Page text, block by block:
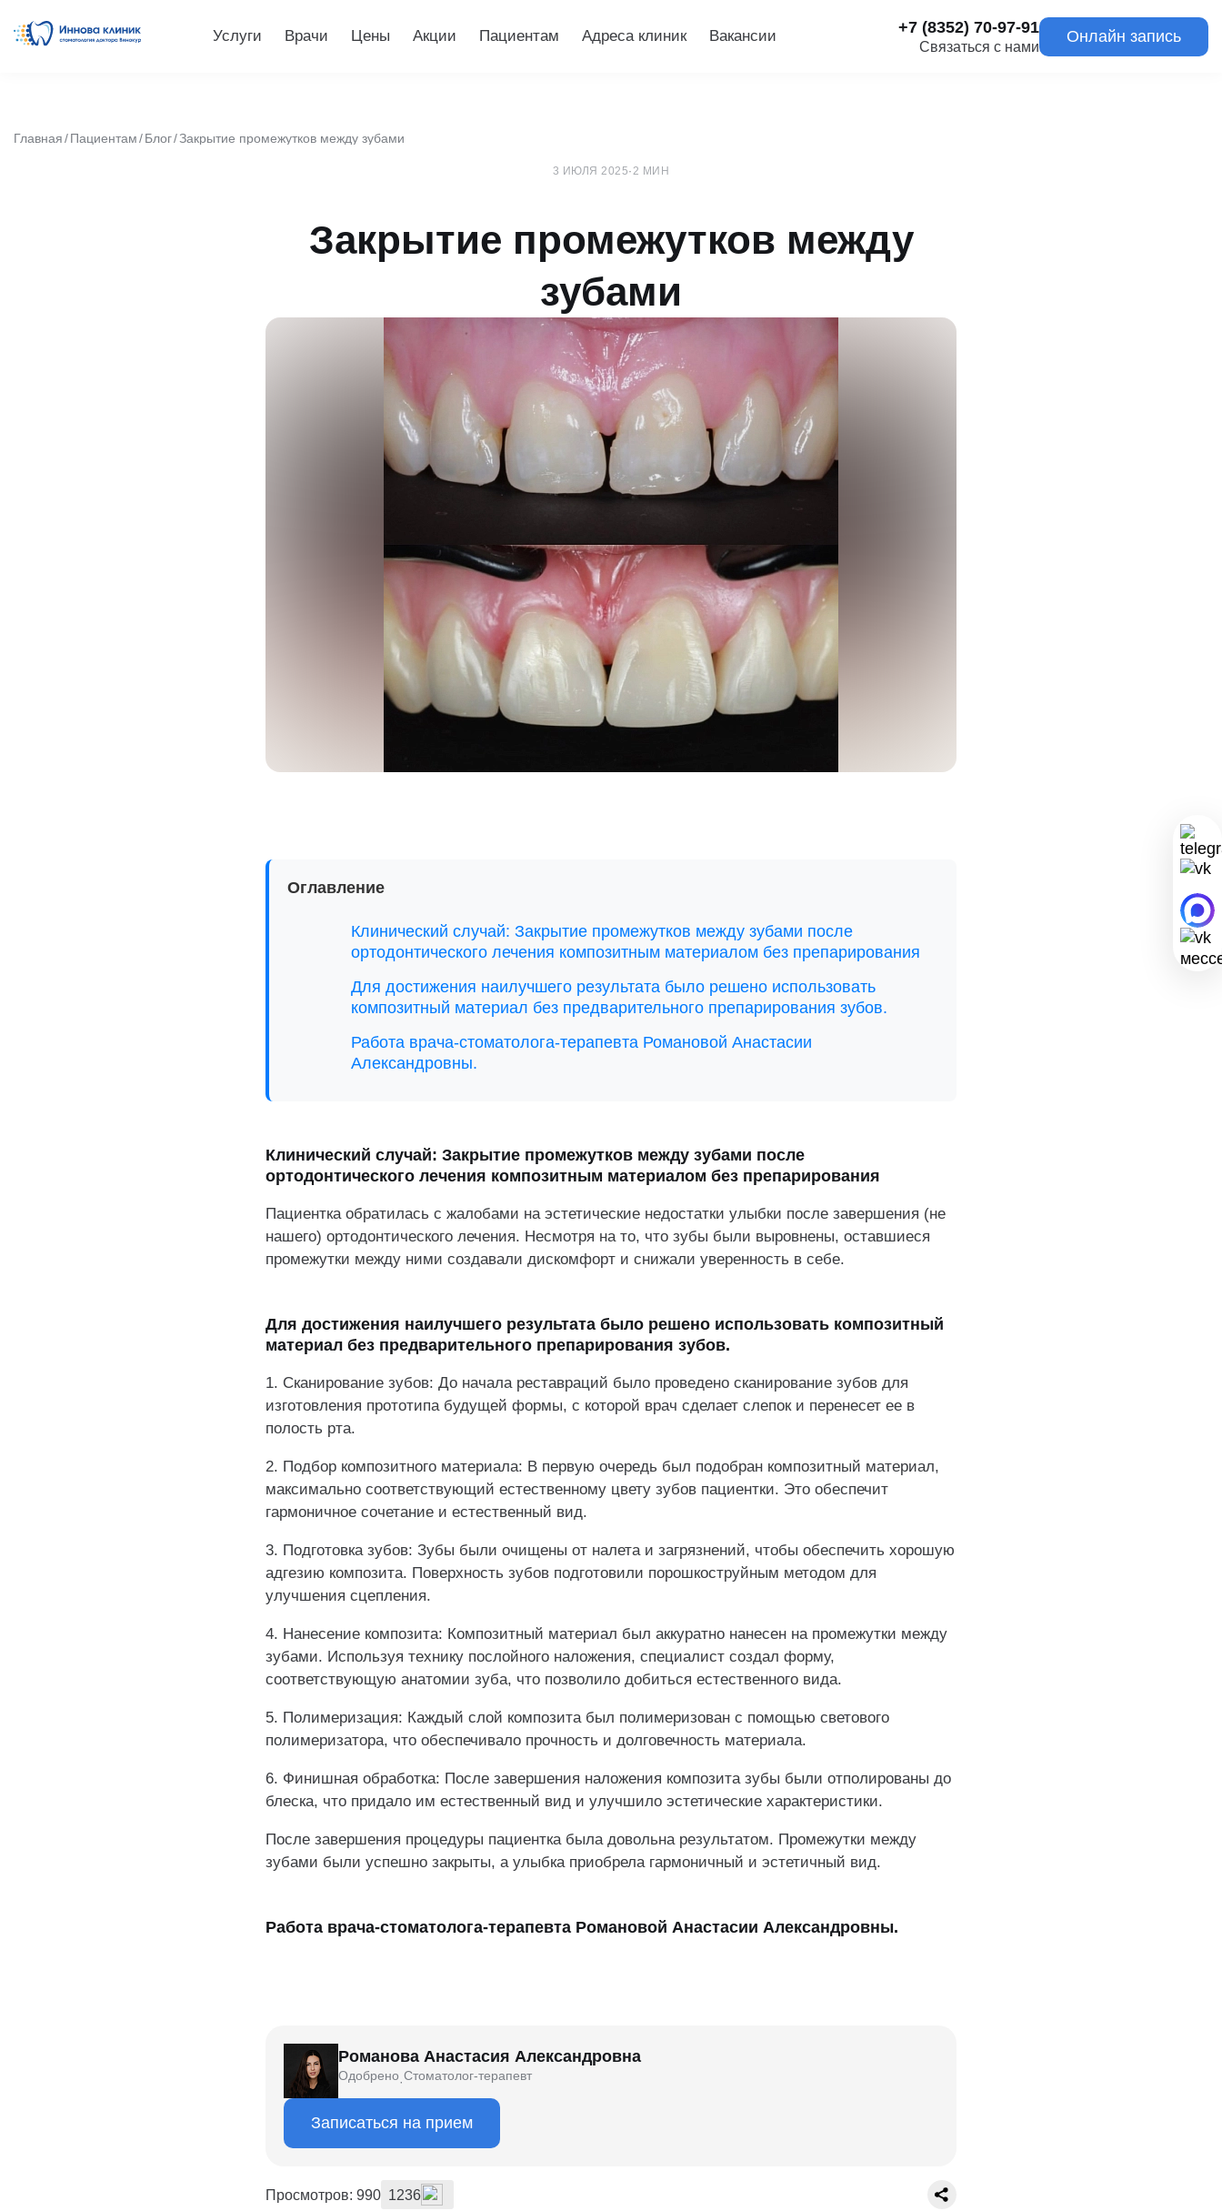
Услуги Врачи Цены Акции Пациентам Адреса клиник Вакансии +7 (8352) 70-97-91
Связаться с нами
Онлайн запись
Главная Пациентам Блог Закрытие промежутков между зубами
3 ИЮЛЯ 2025·2 МИН
Закрытие промежутков между
зубами
Оглавление
Клинический случай: Закрытие промежутков между зубами после
ортодонтического лечения композитным материалом без препарирования
Для достижения наилучшего результата было решено использовать
композитный материал без предварительного препарирования зубов.
Работа врача-стоматолога-терапевта Романовой Анастасии
Александровны.
Клинический случай: Закрытие промежутков между зубами после
ортодонтического лечения композитным материалом без препарирования
Пациентка обратилась с жалобами на эстетические недостатки улыбки после завершения (не
нашего) ортодонтического лечения. Несмотря на то, что зубы были выровнены, оставшиеся
промежутки между ними создавали дискомфорт и снижали уверенность в себе.
Для достижения наилучшего результата было решено использовать композитный
материал без предварительного препарирования зубов.
1. Сканирование зубов: До начала реставраций было проведено сканирование зубов для
изготовления прототипа будущей формы, с которой врач сделает слепок и перенесет ее в
полость рта.
2. Подбор композитного материала: В первую очередь был подобран композитный материал,
максимально соответствующий естественному цвету зубов пациентки. Это обеспечит
гармоничное сочетание и естественный вид.
3. Подготовка зубов: Зубы были очищены от налета и загрязнений, чтобы обеспечить хорошую
адгезию композита. Поверхность зубов подготовили порошкоструйным методом для
улучшения сцепления.
4. Нанесение композита: Композитный материал был аккуратно нанесен на промежутки между
зубами. Используя технику послойного наложения, специалист создал форму,
соответствующую анатомии зуба, что позволило добиться естественного вида.
5. Полимеризация: Каждый слой композита был полимеризован с помощью светового
полимеризатора, что обеспечивало прочность и долговечность материала.
6. Финишная обработка: После завершения наложения композита зубы были отполированы до
блеска, что придало им естественный вид и улучшило эстетические характеристики.
После завершения процедуры пациентка была довольна результатом. Промежутки между
зубами были успешно закрыты, а улыбка приобрела гармоничный и эстетичный вид.
Работа врача-стоматолога-терапевта Романовой Анастасии Александровны.
Романова Анастасия Александровна
Одобрено·Стоматолог-терапевт
Записаться на прием
Просмотров: 990 1236